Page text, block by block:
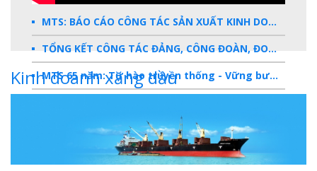
MTS: BÁO CÁO CÔNG TÁC SẢN XUẤT KINH DOANH 2025
TỔNG KẾT CÔNG TÁC ĐẢNG, CÔNG ĐOÀN, ĐOÀN THANH NIÊN 2025
MTS 65 năm: Tự hào truyền thống - Vững bước Tương lai
Báo cáo tổng kết hoạt động SXKD năm 2023
Kinh doanh xăng dầu